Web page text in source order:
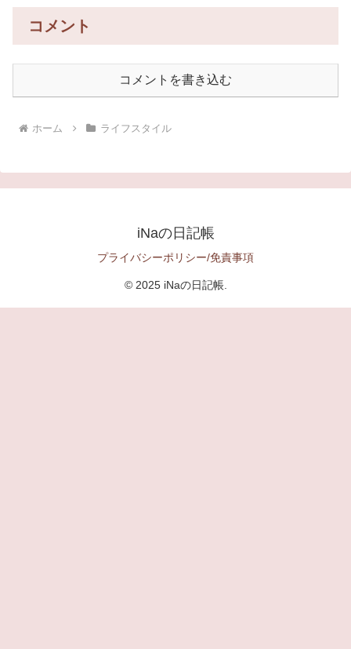
コメント
コメントを書き込む
ホーム ライフスタイル
iNaの日記帳
プライバシーポリシー/免責事項
© 2025 iNaの日記帳.